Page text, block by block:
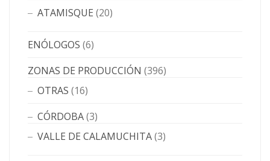
ATAMISQUE (20)
ENÓLOGOS (6)
ZONAS DE PRODUCCIÓN (396)
OTRAS (16)
CÓRDOBA(3)
VALLE DE CALAMUCHITA(3)